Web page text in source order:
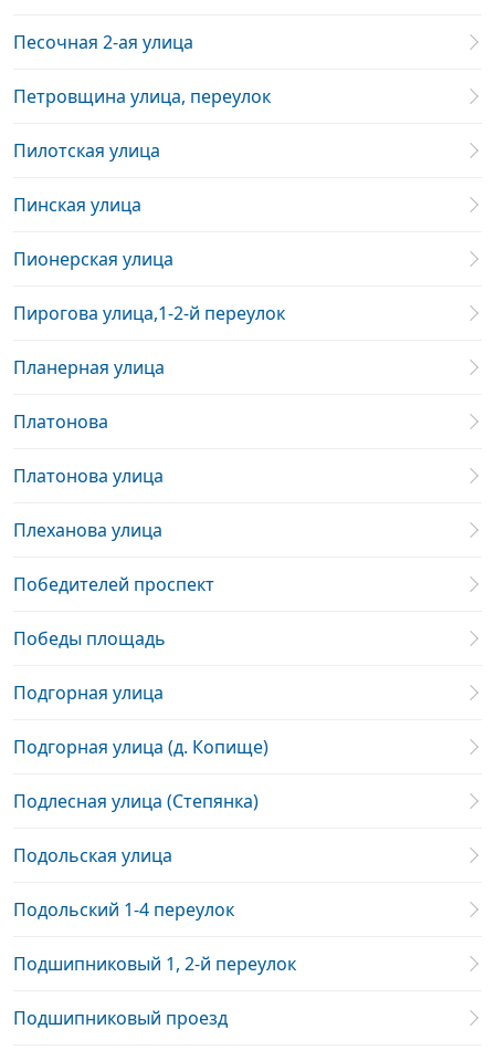
Песочная 2-ая улица
Петровщина улица, переулок
Пилотская улица
Пинская улица
Пионерская улица
Пирогова улица,1-2-й переулок
Планерная улица
Платонова
Платонова улица
Плеханова улица
Победителей проспект
Победы площадь
Подгорная улица
Подгорная улица (д. Копище)
Подлесная улица (Степянка)
Подольская улица
Подольский 1-4 переулок
Подшипниковый 1, 2-й переулок
Подшипниковый проезд